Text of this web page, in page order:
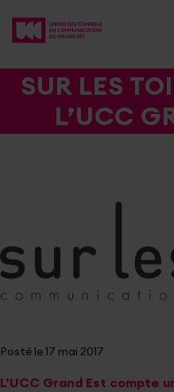
SUR LES
L’UCC
Posté le 17 mai 2017
L’UCC Grand Est compte